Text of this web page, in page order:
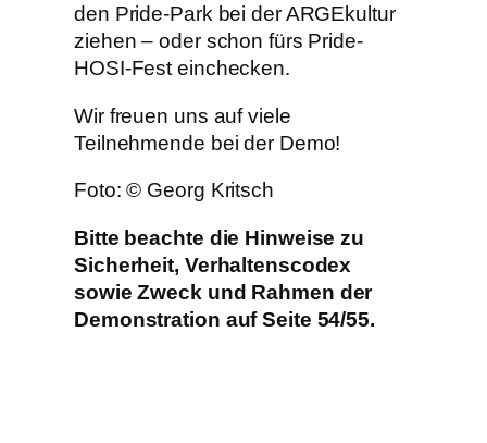
den Pride-Park bei der ARGEkultur
ziehen – oder schon fürs Pride-
HOSI-Fest einchecken.
Wir freuen uns auf viele
Teilnehmende bei der Demo!
Foto: © Georg Kritsch
Bitte beachte die Hinweise zu
Sicherheit, Verhaltenscodex
sowie Zweck und Rahmen der
Demonstration auf Seite 54/55.